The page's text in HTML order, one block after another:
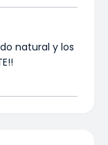
natural y los